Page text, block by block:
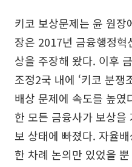
키코 보상문제는 윤 원장
장은 2017년 금융행정혁
상을 주장해 왔다. 이후
조정2국 내에 ‘키코 분쟁
배상 문제에 속도를 높였
한 모든 금융사가 보상을
보 상태에 빠졌다. 자율
한 차례 논의만 있었을